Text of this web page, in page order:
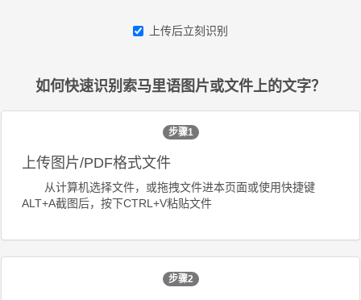
上传后立刻识别
如何快速识别索马里语图片或文件上的文字？
步骤1
上传图片/PDF格式文件
从计算机选择文件，或拖拽文件进本页面或使用快捷键
ALT+A截图后，按下CTRL+V粘贴文件
步骤2